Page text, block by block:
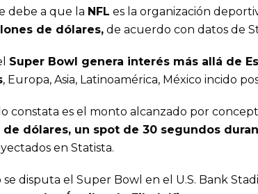
debe a que la NFL es la organización
de dólares, de acuerdo con datos de
Super Bowl genera interés más allá de
, Europa, Asia, Latinoamérica, México incido
constata es el monto alcanzado por
de dólares, un spot de 30 segundos
en Statista.
disputa el Super Bowl en el U.S. Bank